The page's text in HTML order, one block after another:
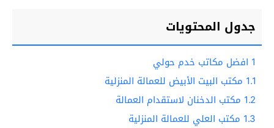
جدول المحتويات
1 افضل مكاتب خدم حولي
1.1 مكتب البيت الأبيض للعمالة المنزلية
1.2 مكتب الدخنان لاستقدام العمالة
1.3 مكتب العلي للعمالة المنزلية